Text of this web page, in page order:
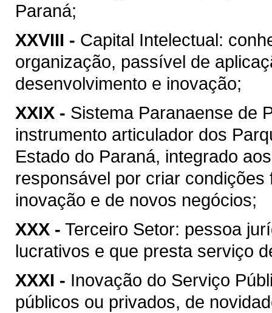
Paraná;
XXVIII - Capital Intelectual:
organização, passível de
desenvolvimento e inovação;
XXIX - Sistema Paranaense de
instrumento articulador dos
Estado do Paraná, integrado
responsável por criar
inovação e de novos negócios;
XXX - Terceiro Setor: pessoa
lucrativos e que presta serviço
XXXI - Inovação do Serviço
públicos ou privados, de